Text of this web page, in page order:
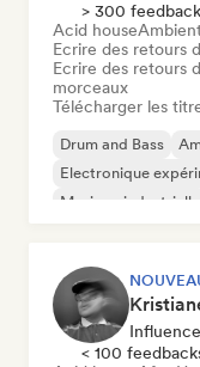
> 300
Acid house
Ecrire des retours
Ecrire des retours
morceaux
Télécharger les
Drum and Bass
Electronique
Musique industrielle
< 100